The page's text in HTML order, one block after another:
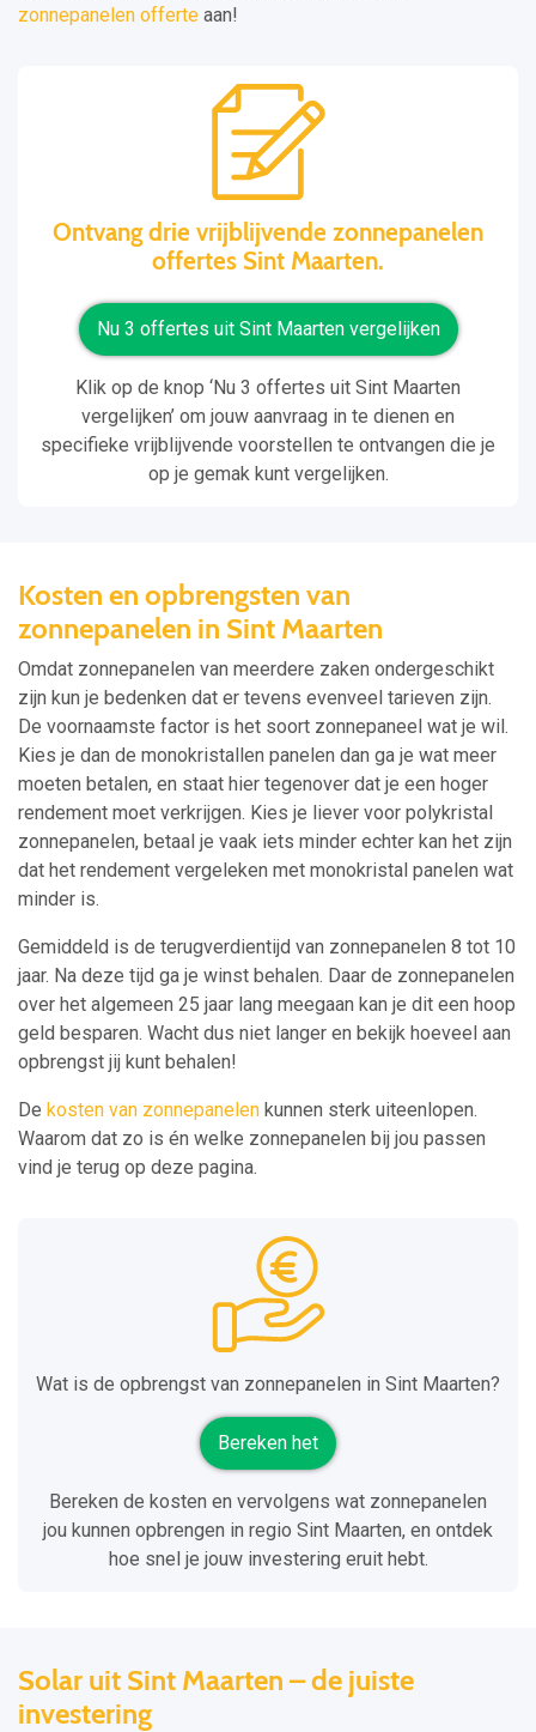
zonnepanelen offerte aan!
Ontvang drie vrijblijvende zonnepanelen
offertes Sint Maarten.
Nu 3 offertes uit Sint Maarten vergelijken
Klik op de knop ‘Nu 3 offertes uit Sint Maarten
vergelijken’ om jouw aanvraag in te dienen en
specifieke vrijblijvende voorstellen te ontvangen die je
op je gemak kunt vergelijken.
Kosten en opbrengsten van
zonnepanelen in Sint Maarten
Omdat zonnepanelen van meerdere zaken ondergeschikt
zijn kun je bedenken dat er tevens evenveel tarieven zijn.
De voornaamste factor is het soort zonnepaneel wat je wil.
Kies je dan de monokristallen panelen dan ga je wat meer
moeten betalen, en staat hier tegenover dat je een hoger
rendement moet verkrijgen. Kies je liever voor polykristal
zonnepanelen, betaal je vaak iets minder echter kan het zijn
dat het rendement vergeleken met monokristal panelen wat
minder is.
Gemiddeld is de terugverdientijd van zonnepanelen 8 tot 10
jaar. Na deze tijd ga je winst behalen. Daar de zonnepanelen
over het algemeen 25 jaar lang meegaan kan je dit een hoop
geld besparen. Wacht dus niet langer en bekijk hoeveel aan
opbrengst jij kunt behalen!
De kosten van zonnepanelen kunnen sterk uiteenlopen.
Waarom dat zo is én welke zonnepanelen bij jou passen
vind je terug op deze pagina.
Wat is de opbrengst van zonnepanelen in Sint Maarten?
Bereken het
Bereken de kosten en vervolgens wat zonnepanelen
jou kunnen opbrengen in regio Sint Maarten, en ontdek
hoe snel je jouw investering eruit hebt.
Solar uit Sint Maarten – de juiste
investering